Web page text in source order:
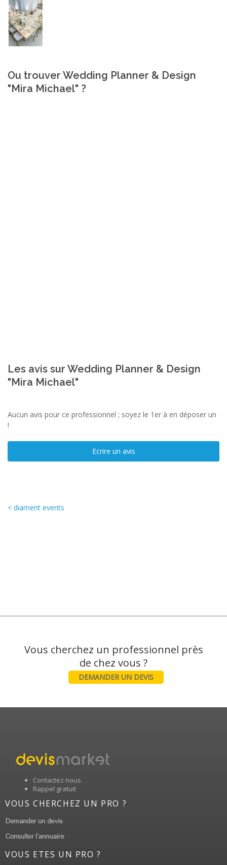
Ou trouver Wedding Planner & Design
"Mira Michael" ?
Les avis sur Wedding Planner & Design
"Mira Michael"
Aucun avis pour ce professionnel ; soyez le 1er à en déposer un
!
Ecrire un avis
< diament events
Vous cherchez un professionnel près
DEMANDER UN DEVIS
Contactez nous
Rappel gratuit
VOUS CHERCHEZ UN PRO ?
VOUS ETES UN PRO ?